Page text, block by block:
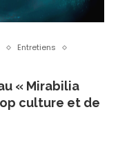
Entretiens
« Mirabilia
culture et de